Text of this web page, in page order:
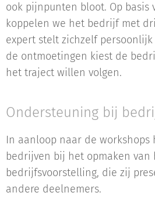
ook pijnpunten bloot. Op basis
koppelen we het bedrijf met
expert stelt zichzelf persoonlijk
de ontmoetingen kiest de
het traject willen volgen.
Ondersteuning bij
In aanloop naar de workshops
bedrijven bij het opmaken van
bedrijfsvoorstelling, die zij
andere deelnemers.